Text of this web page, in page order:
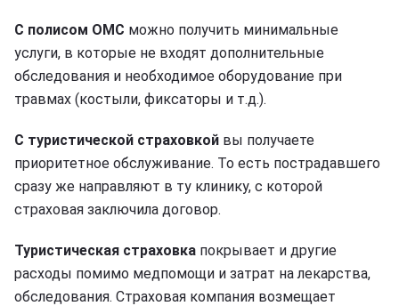
С полисом ОМС можно получить минимальные
услуги, в которые не входят дополнительные
обследования и необходимое оборудование при
травмах (костыли, фиксаторы и т.д.).
С туристической страховкой вы получаете
приоритетное обслуживание. То есть пострадавшего
сразу же направляют в ту клинику, с которой
страховая заключила договор.
Туристическая страховка покрывает и другие
расходы помимо медпомощи и затрат на лекарства,
обследования. Страховая компания возмещает